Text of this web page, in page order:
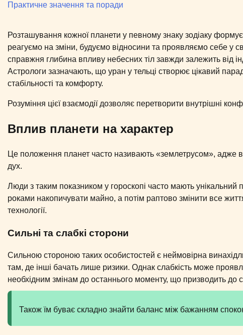
Практичне значення та поради
Розташування кожної планети у певному знаку зодіаку
реагуємо на зміни, будуємо відносини та проявляємо себе у
справжня глибина впливу небесних тіл завжди залежить від
Астрологи зазначають, що уран у тельці створює цікавий
стабільності та комфорту.
Розуміння цієї взаємодії дозволяє перетворити внутрішні
Вплив планети на характер
Це положення планет часто називають «землетрусом», адже
дух.
Люди з таким показником у гороскопі часто мають унікальний
роками накопичувати майно, а потім раптово змінити все
технології.
Сильні та слабкі сторони
Сильною стороною таких особистостей є неймовірна
там, де інші бачать лише ризики. Однак слабкість може
необхідним змінам до останнього моменту, що призводить до
Також їм буває складно знайти баланс між бажанням